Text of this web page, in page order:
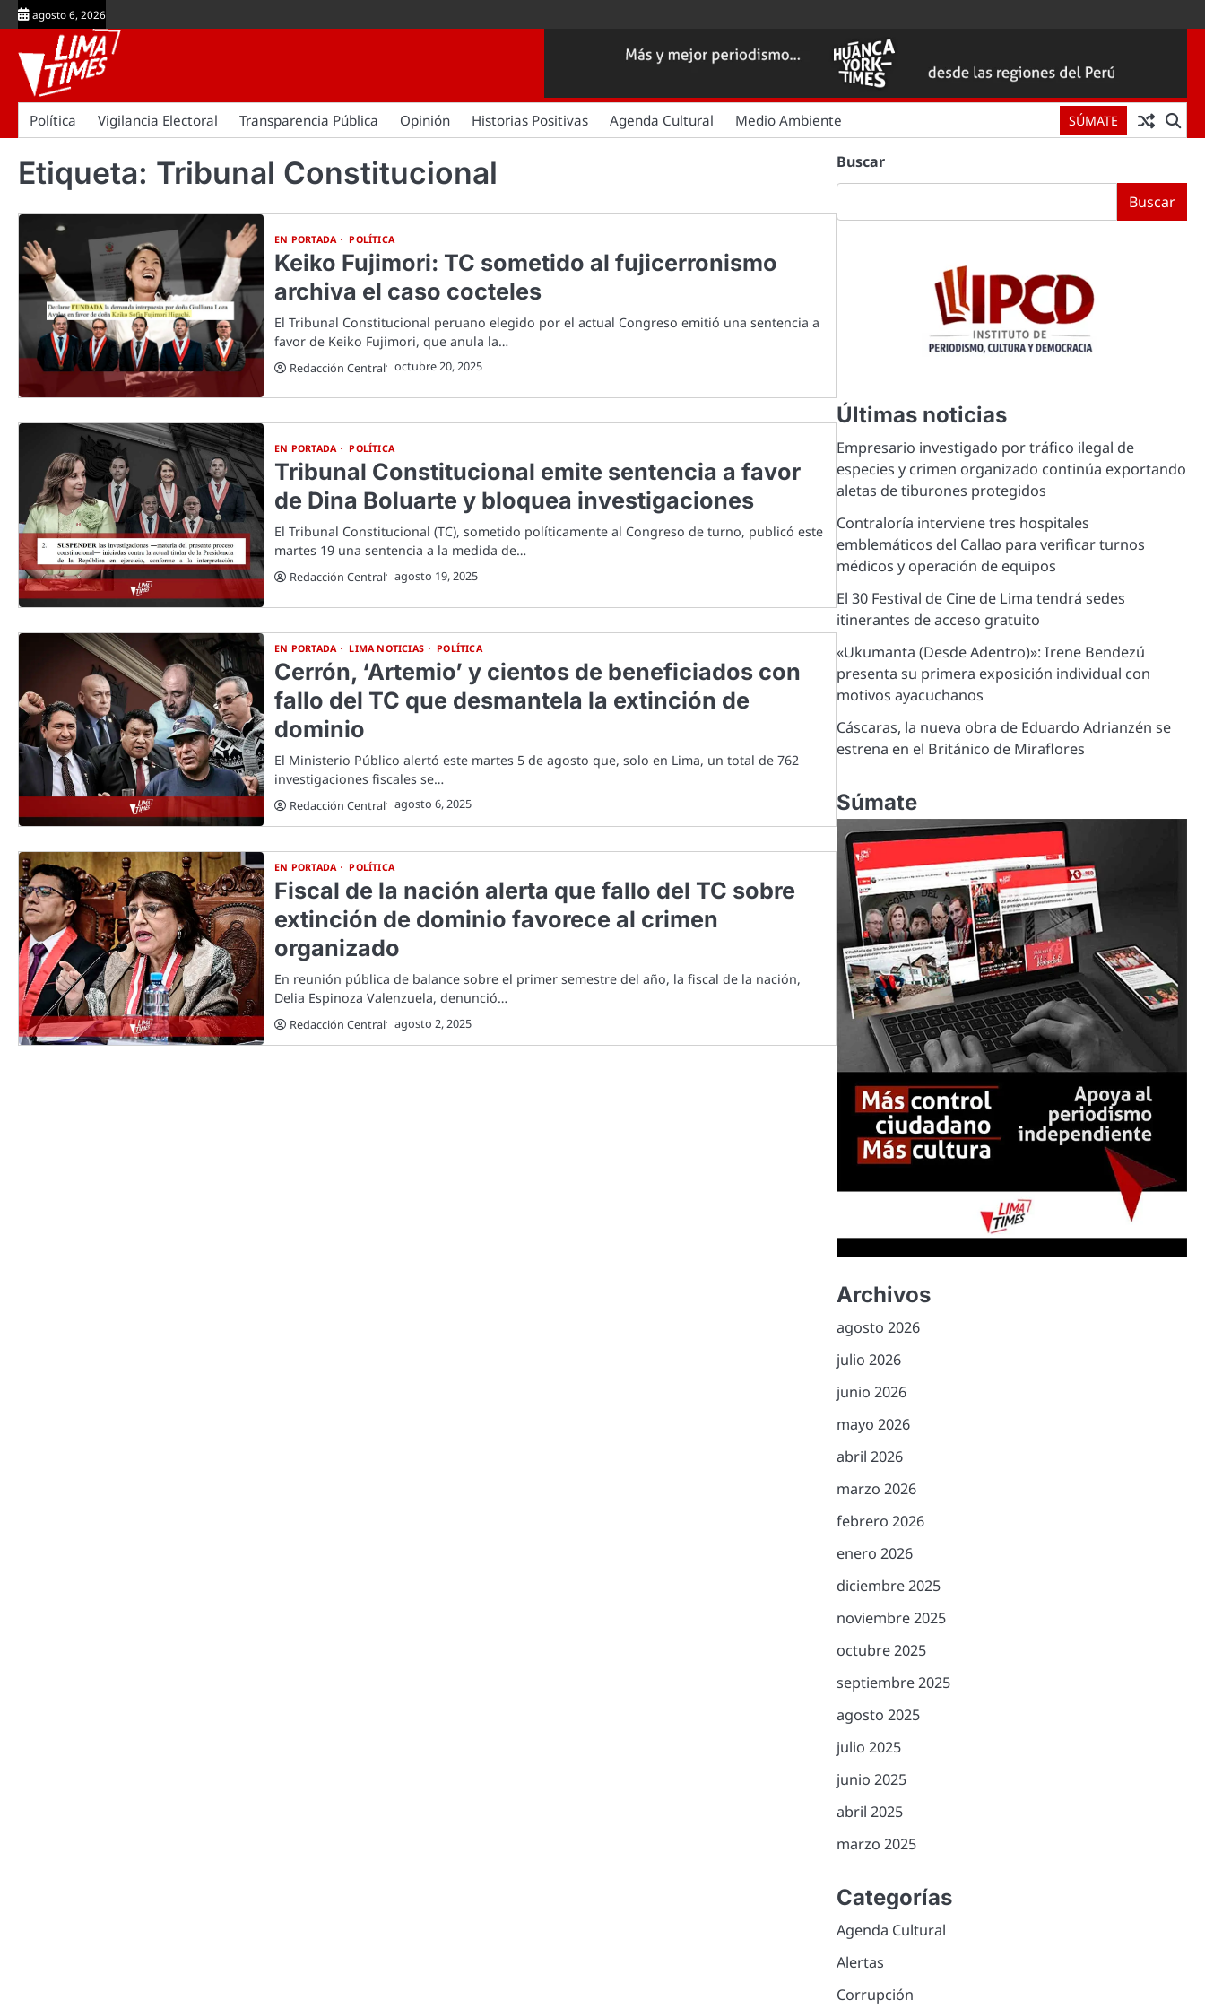
Skip
to
content
agosto 6, 2026
Política Vigilancia Electoral Transparencia Pública Opinión Historias Positivas Agenda Cultural Medio Ambiente SÚMATE
Etiqueta: Tribunal Constitucional
EN PORTADA POLÍTICA
Keiko Fujimori: TC sometido al fujicerronismo
archiva el caso cocteles
El Tribunal Constitucional peruano elegido por el actual Congreso emitió una sentencia a
favor de Keiko Fujimori, que anula la…
Redacción Central octubre 20, 2025
EN PORTADA POLÍTICA
Tribunal Constitucional emite sentencia a favor
de Dina Boluarte y bloquea investigaciones
El Tribunal Constitucional (TC), sometido políticamente al Congreso de turno, publicó este
martes 19 una sentencia a la medida de…
Redacción Central agosto 19, 2025
EN PORTADA LIMA NOTICIAS POLÍTICA
Cerrón, ‘Artemio’ y cientos de beneficiados con
fallo del TC que desmantela la extinción de
dominio
El Ministerio Público alertó este martes 5 de agosto que, solo en Lima, un total de 762
investigaciones fiscales se…
Redacción Central agosto 6, 2025
EN PORTADA POLÍTICA
Fiscal de la nación alerta que fallo del TC sobre
extinción de dominio favorece al crimen
organizado
En reunión pública de balance sobre el primer semestre del año, la fiscal de la nación,
Delia Espinoza Valenzuela, denunció…
Redacción Central agosto 2, 2025
Buscar
Buscar
Últimas noticias
Empresario investigado por tráfico ilegal de
especies y crimen organizado continúa exportando
aletas de tiburones protegidos
Contraloría interviene tres hospitales
emblemáticos del Callao para verificar turnos
médicos y operación de equipos
El 30 Festival de Cine de Lima tendrá sedes
itinerantes de acceso gratuito
«Ukumanta (Desde Adentro)»: Irene Bendezú
presenta su primera exposición individual con
motivos ayacuchanos
Cáscaras, la nueva obra de Eduardo Adrianzén se
estrena en el Británico de Miraflores
Súmate
Archivos
agosto 2026
julio 2026
junio 2026
mayo 2026
abril 2026
marzo 2026
febrero 2026
enero 2026
diciembre 2025
noviembre 2025
octubre 2025
septiembre 2025
agosto 2025
julio 2025
junio 2025
abril 2025
marzo 2025
Categorías
Agenda Cultural
Alertas
Corrupción